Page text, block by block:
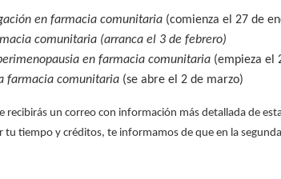
en farmacia comunitaria (comienza el 27 de
comunitaria (arranca el 3 de febrero)
en farmacia comunitaria (empieza el
farmacia comunitaria (se abre el 2 de marzo)
recibirás un correo con información más detallada de
tu tiempo y créditos, te informamos de que en la